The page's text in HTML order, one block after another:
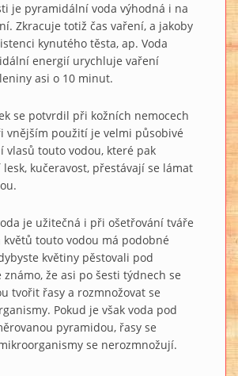
je pyramidální voda výhodná i na
Zkracuje totiž čas vaření, a jakoby
kynutého těsta, ap. Voda
energií urychluje vaření
asi o 10 minut.
se potvrdil při kožních nemocech
vnějším použití je velmi působivé
vlasů touto vodou, které pak
lesk, kučeravost, přestávají se lámat
je užitečná i při ošetřování tváře
květů touto vodou má podobné
květiny pěstovali pod
známo, že asi po šesti týdnech se
tvořit řasy a rozmnožovat se
Pokud je však voda pod
pyramidou, řasy se
se nerozmnožují.